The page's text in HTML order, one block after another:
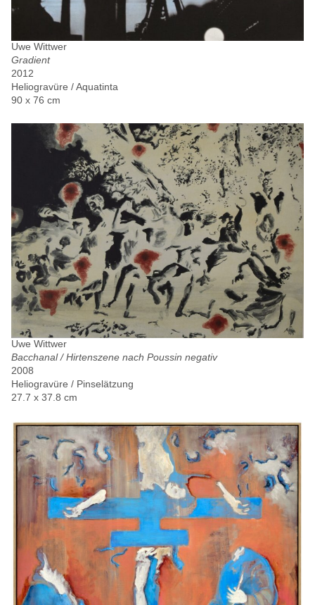
Uwe Wittwer
Gradient
2012
Heliogravüre / Aquatinta
90 x 76 cm
Uwe Wittwer
Bacchanal / Hirtenszene nach Poussin negativ
2008
Heliogravüre / Pinselätzung
27.7 x 37.8 cm